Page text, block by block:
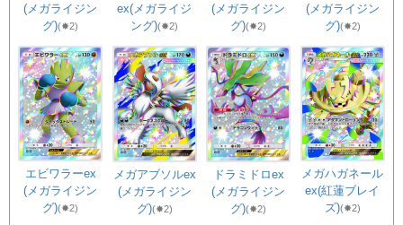
(メガライジン
グ)(✸2)
ex(メガライジ
ング)(✸2)
(メガライジン
グ)(✸2)
(メガライジン
グ)(✸2)
エビワラーex
(メガライジン
グ)(✸2)
メガアブソルex
(メガライジン
グ)(✸2)
ドラミドロex
(メガライジン
グ)(✸2)
メガハガネール
ex(紅蓮ブレイ
ズ)(✸2)